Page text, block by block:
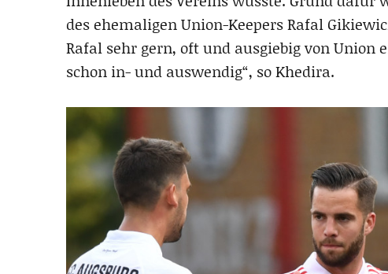
des ehemaligen Union-Keepers Rafal
Rafal sehr gern, oft und ausgiebig von
schon in- und auswendig“, so Khedira.